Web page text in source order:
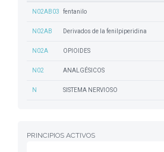
N02AB03 fentanilo
N02AB Derivados de la fenilpiperidina
N02A OPIOIDES
N02 ANALGÉSICOS
N SISTEMA NERVIOSO
PRINCIPIOS ACTIVOS